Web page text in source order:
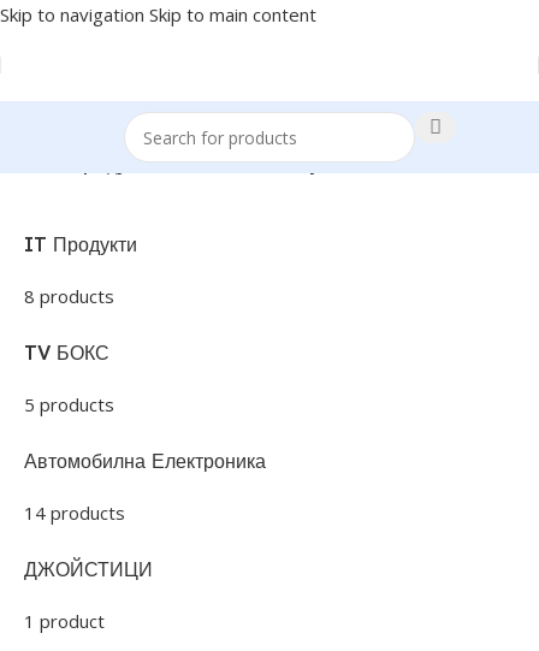
Skip to navigation Skip to main content
Продукти с етикет „bateriya-200mah“
IT Продукти
8 products
TV БОКС
5 products
Автомобилна Електроника
14 products
ДЖОЙСТИЦИ
1 product